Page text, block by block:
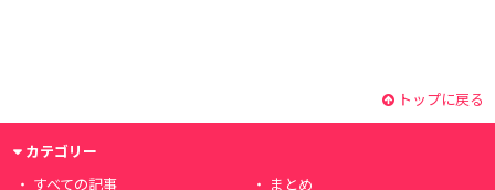
トップに戻る
カテゴリー
すべての記事
まとめ